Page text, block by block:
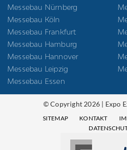
Messebau Nürnberg
Messebau Köln
Messebau Frankfurt
Messebau Hamburg
Messebau Hannover
Messebau Leipzig
Messebau Essen
© Copyright 2026 | Expo
SITEMAP KONTAKT